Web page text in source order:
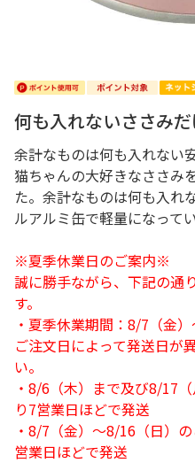
何も入れないささみ
余計なものは何も入れない
猫ちゃんの大好きなささみ
た。余計なものは何も入れ
ルアルミ缶で軽量になってい
※夏季休業日のご案内※
誠に勝手ながら、下記の通
す。
・夏季休業期間：8/7（金）
ご注文日によって発送日が
い。
・8/6（木）まで及び8/17
り7営業日ほどで発送
・8/7（金）～8/16（日）
営業日ほどで発送